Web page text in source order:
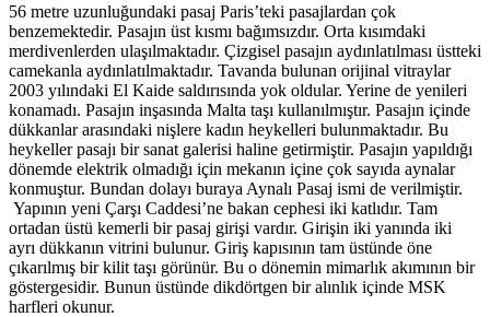
56 metre uzunluğundaki pasaj Paris’teki pasajlardan çok
benzemektedir. Pasajın üst kısmı bağımsızdır. Orta kısımdaki
merdivenlerden ulaşılmaktadır. Çizgisel pasajın aydınlatılması üstteki
camekanla aydınlatılmaktadır. Tavanda bulunan orijinal vitraylar
2003 yılındaki El Kaide saldırısında yok oldular. Yerine de yenileri
konamadı. Pasajın inşasında Malta taşı kullanılmıştır. Pasajın içinde
dükkanlar arasındaki nişlere kadın heykelleri bulunmaktadır. Bu
heykeller pasajı bir sanat galerisi haline getirmiştir. Pasajın yapıldığı
dönemde elektrik olmadığı için mekanın içine çok sayıda aynalar
konmuştur. Bundan dolayı buraya Aynalı Pasaj ismi de verilmiştir.
Yapının yeni Çarşı Caddesi’ne bakan cephesi iki katlıdır. Tam
ortadan üstü kemerli bir pasaj girişi vardır. Girişin iki yanında iki
ayrı dükkanın vitrini bulunur. Giriş kapısının tam üstünde öne
çıkarılmış bir kilit taşı görünür. Bu o dönemin mimarlık akımının bir
göstergesidir. Bunun üstünde dikdörtgen bir alınlık içinde MSK
harfleri okunur.